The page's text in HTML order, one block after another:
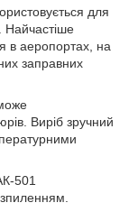
для
Найчастіше
в аеропортах, на
заправних
Виріб зручний
501